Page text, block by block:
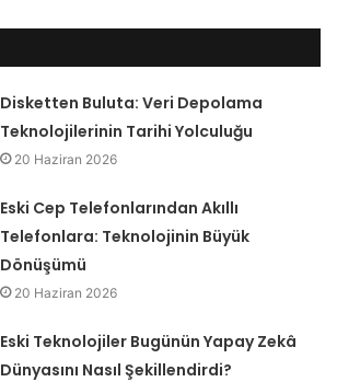
Disketten Buluta: Veri Depolama
Teknolojilerinin Tarihi Yolculuğu
20 Haziran 2026
Eski Cep Telefonlarından Akıllı
Telefonlara: Teknolojinin Büyük
Dönüşümü
20 Haziran 2026
Eski Teknolojiler Bugünün Yapay Zekâ
Dünyasını Nasıl Şekillendirdi?